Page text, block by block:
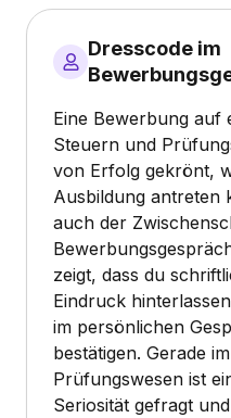
Dresscode im
Eine Bewerbung auf
Steuern und
von Erfolg gekrönt,
Ausbildung antreten
auch der
zeigt, dass du
Eindruck
im persönlichen
bestätigen. Gerade
Prüfungswesen ist
Seriosität gefragt